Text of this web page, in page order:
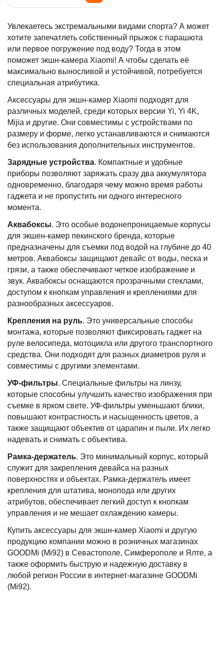
Увлекаетесь экстремальными видами спорта? А может
хотите запечатлеть собственный прыжок с парашюта
или первое погружение под воду? Тогда в этом
поможет экшн-камера Xiaomi! А чтобы сделать её
максимально выносливой и устойчивой, потребуется
специальная атрибутика.
Аксессуары для экшн-камер Xiaomi подходят для
различных моделей, среди которых версии Yi, Yi 4K,
Mijia и другие. Они совместимы с устройствами по
размеру и форме, легко устанавливаются и снимаются
без использования дополнительных инструментов.
Зарядные устройства. Компактные и удобные
приборы позволяют заряжать сразу два аккумулятора
одновременно, благодаря чему можно время работы
гаджета и не пропустить ни одного интересного
момента.
Аквабоксы. Это особые водонепроницаемые корпусы
для экшен-камер пекинского бренда, которые
предназначены для съемки под водой на глубине до 40
метров. Аквабоксы защищают девайс от воды, песка и
грязи, а также обеспечивают четкое изображение и
звук. Аквабоксы оснащаются прозрачными стеклами,
доступом к кнопкам управления и креплениями для
разнообразных аксессуаров.
Крепления на руль. Это универсальные способы
монтажа, которые позволяют фиксировать гаджет на
руле велосипеда, мотоцикла или другого транспортного
средства. Они подходят для разных диаметров руля и
совместимы с другими элементами.
УФ-фильтры. Специальные фильтры на линзу,
которые способны улучшить качество изображения при
съемке в ярком свете. УФ-фильтры уменьшают блики,
повышают контрастность и насыщенность цветов, а
также защищают объектив от царапин и пыли. Их легко
надевать и снимать с объектива.
Рамка-держатель. Это минимальный корпус, который
служит для закрепления девайса на разных
поверхностях и объектах. Рамка-держатель имеет
крепления для штатива, монопода или других
атрибутов, обеспечивает легкий доступ к кнопкам
управления и не мешает охлаждению камеры.
Купить аксессуары для экшн-камер Xiaomi и другую
продукцию компании можно в розничных магазинах
GOODMi (Mi92) в Севастополе, Симферополе и Ялте, а
также оформить быструю и надежную доставку в
любой регион России в интернет-магазине GOODMi
(Mi92).